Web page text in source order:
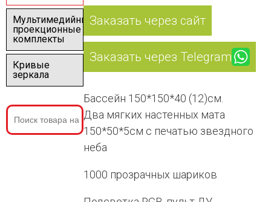
Мультимедийные
проекционные
комплекты
Кривые
зеркала
Заказать через сайт
Заказать через Telegram
Бассейн 150*150*40 (12)см.
Два мягких настенных мата
150*50*5см с печатью звездного
неба
1000 прозрачных шариков